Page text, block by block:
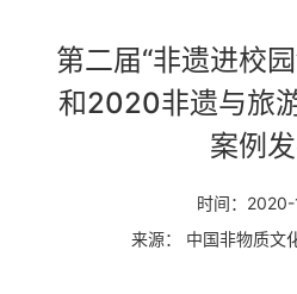
第二届“非遗进校
和2020非遗与旅
案例
时间：
来源： 中国非物质文